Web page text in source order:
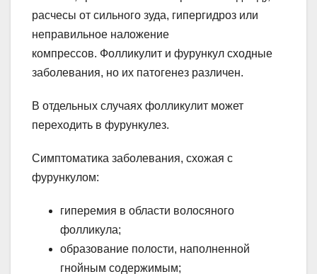
расчесы от сильного зуда, гипергидроз или
неправильное наложение
компрессов. Фолликулит и фурункул сходные
заболевания, но их патогенез различен.
В отдельных случаях фолликулит может
переходить в фурункулез.
Симптоматика заболевания, схожая с
фурункулом:
гиперемия в области волосяного
фолликула;
образование полости, наполненной
гнойным содержимым;